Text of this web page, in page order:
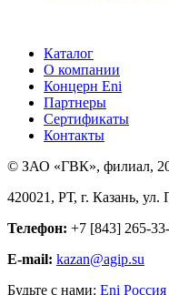
Каталог
О компании
Концерн Eni
Партнеры
Сертификаты
Контакты
© ЗАО «ГВК», филиал,
420021, РТ, г. Казань,
Телефон: +7 [843] 265-
E-mail: kazan@agip.su
Будьте с нами: Eni